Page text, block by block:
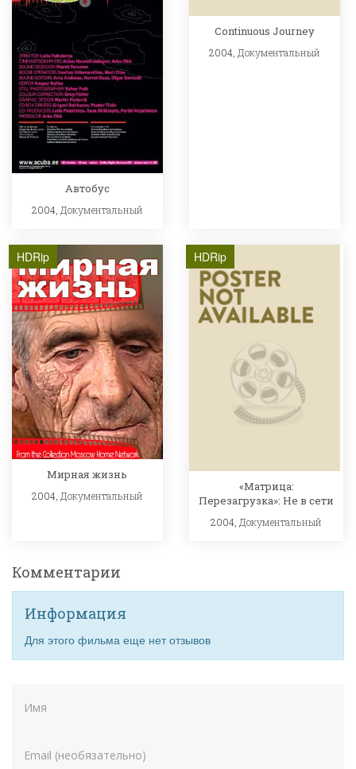
Автобус
2004, Документальный
Continuous Journey
2004, Документальный
HDRip
Мирная жизнь
2004, Документальный
HDRip
«Матрица:
Перезагрузка»: Не в сети
2004, Документальный
Комментарии
Информация
Для этого фильма еще нет отзывов